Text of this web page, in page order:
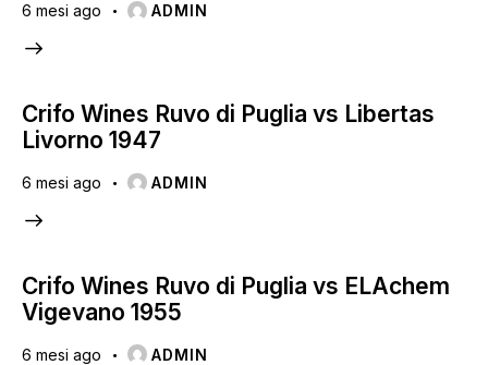
6 mesi ago ADMIN
Crifo Wines Ruvo di Puglia vs Libertas
Livorno 1947
6 mesi ago ADMIN
Crifo Wines Ruvo di Puglia vs ELAchem
Vigevano 1955
6 mesi ago ADMIN